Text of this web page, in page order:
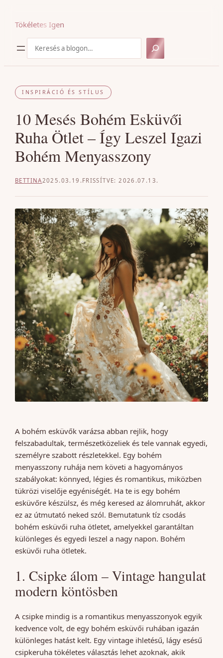
Tökéletes Igen
INSPIRÁCIÓ ÉS STÍLUS
10 Mesés Bohém Esküvői
Ruha Ötlet – Így Leszel Igazi
Bohém Menyasszony
BETTINA2025.03.19. 2026.07.13.
A bohém esküvők varázsa abban rejlik, hogy
felszabadultak, természetközeliek és tele vannak egyedi,
személyre szabott részletekkel. Egy bohém
menyasszony ruhája nem követi a hagyományos
szabályokat: könnyed, légies és romantikus, miközben
tükrözi viselője egyéniségét. Ha te is egy bohém
esküvőre készülsz, és még keresed az álomruhát, akkor
ez az útmutató neked szól. Bemutatunk tíz csodás
bohém esküvői ruha ötletet, amelyekkel garantáltan
különleges és egyedi leszel a nagy napon. Bohém
esküvői ruha ötletek.
1. Csipke álom – Vintage hangulat
modern köntösben
A csipke mindig is a romantikus menyasszonyok egyik
kedvence volt, de egy bohém esküvői ruhában igazán
különleges hatást kelt. Egy vintage ihletésű, lágy esésű
csipkeruha tökéletes választás lehet azoknak, akik